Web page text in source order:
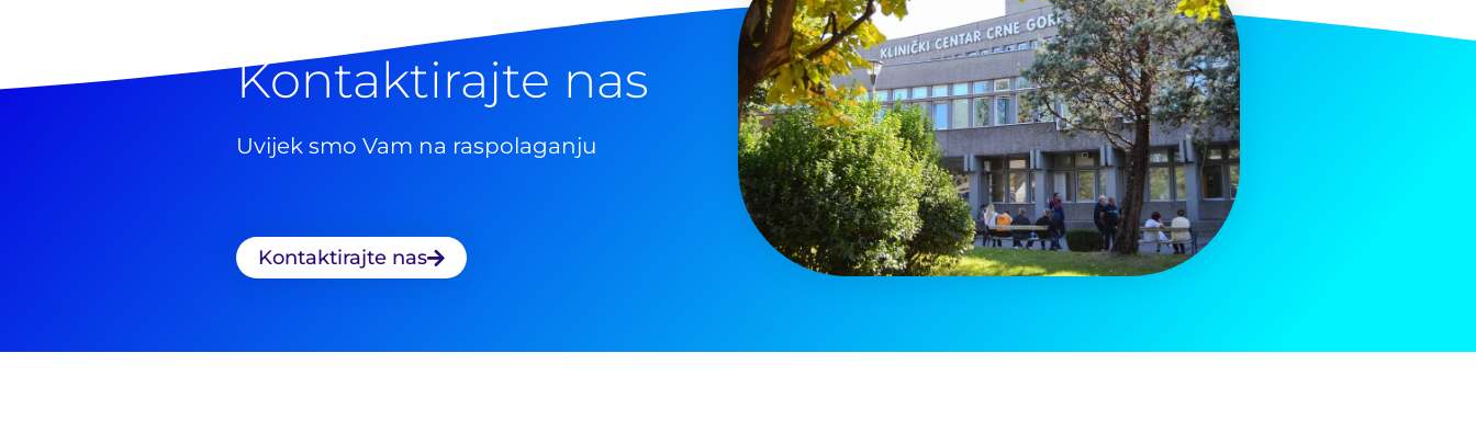
Kontaktirajte nas
Uvijek smo Vam na raspolaganju
Kontaktirajte nas